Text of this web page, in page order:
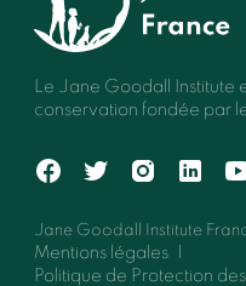
Le Jane Goodall Institute
conservation fondée par
Jane Goodall Institute
Mentions légales
Politique de Protection